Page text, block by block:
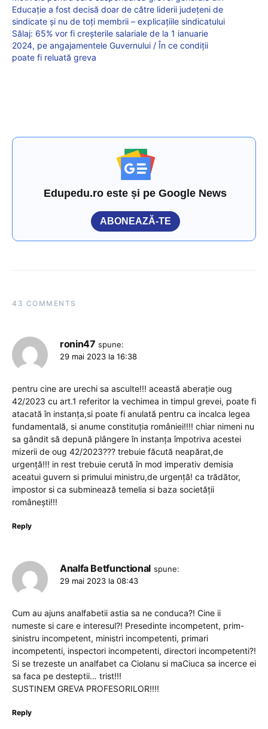
Educație a fost decisă doar de către liderii județeni de
sindicate și nu de toți membrii – explicațiile sindicatului
Sălaj: 65% vor fi creșterile salariale de la 1 ianuarie
2024, pe angajamentele Guvernului / În ce condiții
poate fi reluată greva
Edupedu.ro este și pe Google News
ABONEAZĂ-TE
43 COMMENTS
ronin47 spune:
29 mai 2023 la 16:38
pentru cine are urechi sa asculte!!! această aberație oug
42/2023 cu art.1 referitor la vechimea in timpul grevei, poate fi
atacată în instanța,si poate fi anulată pentru ca incalca legea
fundamentală, si anume constituția româniei!!!! chiar nimeni nu
sa gândit să depună plângere în instanța împotriva acestei
mizerii de oug 42/2023??? trebuie făcută neapărat,de
urgență!!! in rest trebuie cerută în mod imperativ demisia
aceatui guvern si primului ministru,de urgență! ca trădător,
impostor si ca subminează temelia si baza societății
românești!!!
Reply
Analfa Betfunctional spune:
29 mai 2023 la 08:43
Cum au ajuns analfabetii astia sa ne conduca?! Cine ii
numeste si care e interesul?! Presedinte incompetent, prim-
sinistru incompetent, ministri incompetenti, primari
incompetenti, inspectori incompetenti, directori incompetenti?!
Si se trezeste un analfabet ca Ciolanu si maCiuca sa incerce ei
sa faca pe desteptii… trist!!!
SUSTINEM GREVA PROFESORILOR!!!!
Reply